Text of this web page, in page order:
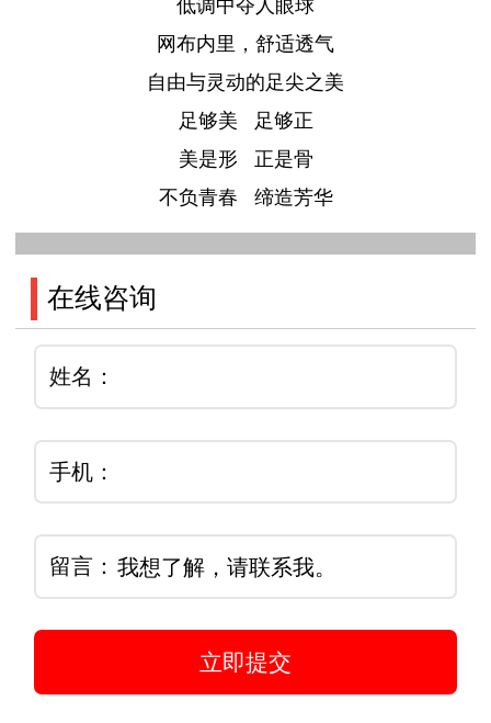
低调中夺人眼球
网布内里，舒适透气
自由与灵动的足尖之美
足够美 足够正
美是形 正是骨
不负青春 缔造芳华
在线咨询
姓名：
手机：
留言：